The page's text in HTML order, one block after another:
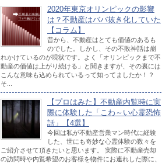
2020年東京オリンピックの影響
は？不動産はババ抜き化していた
【コラム】
昔から、不動産はとても価値のあるも
のでした。しかし、その不敗神話は崩
れかけているのが現状です。よく「オリンピックまで不
動産の価値は上がり続ける」と聞きますが、その裏には
こんな意味も込められているって知ってましたか！？
そ...
【プロはみた】不動産内覧時に実
際に体験した「こわ～い心霊恐怖
話」【4選】
今回は私が不動産営業マン時代に経験
した、世にも奇妙な心霊体験の数々を
ご紹介させて頂きたいと思います。 実際に不動産売却
の訪問時や内覧希望のお客様を物件にお連れした際に、